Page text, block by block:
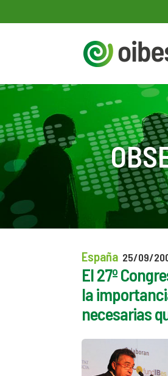
España 25/09/
El 27º
la
necesarias